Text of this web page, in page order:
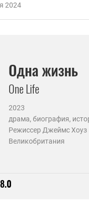
2024
Одна жизнь
One Life
2023
драма, биография,
Режиссер Джеймс Хоуз
Великобритания
8.0